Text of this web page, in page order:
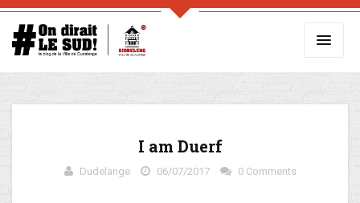
I am Duerf
Dudelange 06/07/2017 0 Comments